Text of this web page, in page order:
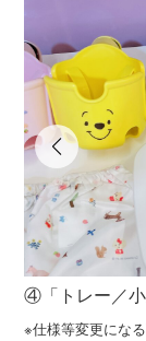
④「トレー／小
※仕様等変更にな